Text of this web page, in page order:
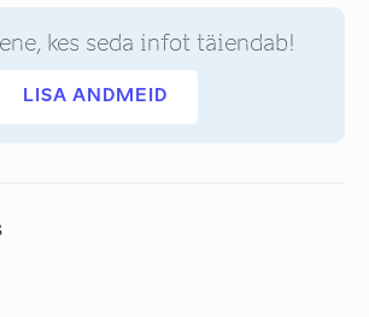
kes seda infot täiendab!
LISA ANDMEID